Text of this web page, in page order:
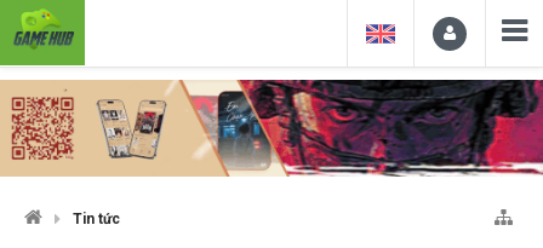
Tin tức